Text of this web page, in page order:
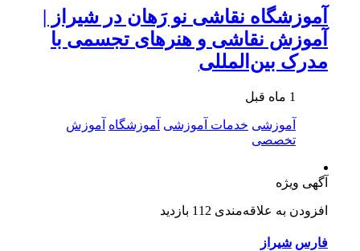
آموزشگاه نقاشی نو رَهان در شیراز |
آموزش نقاشی و هنرهای تجسمی با
مدرک بین‌المللی
1 ماه قبل
آموزشی خدمات آموزشی آموزشگاه آموزش
تخصصی
آگهی ویژه
افزودن به علاقه‌مندی 112 بازدید
فارس شیراز